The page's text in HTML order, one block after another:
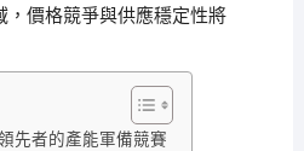
，價格競爭與供應穩定性將
先者的產能軍備競賽